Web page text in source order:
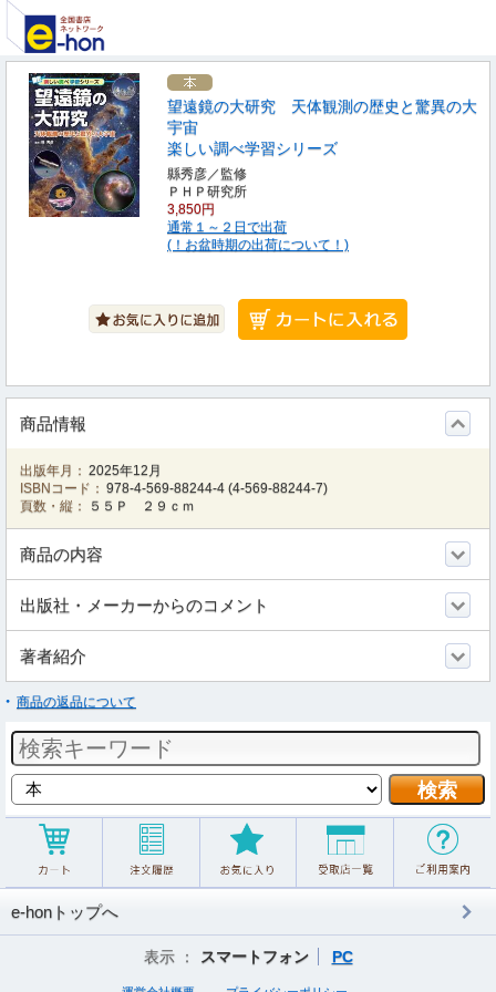
望遠鏡の大研究 天体観測の歴史と驚異の大
宇宙
楽しい調べ学習シリーズ
縣秀彦／監修
ＰＨＰ研究所
3,850円
通常１～２日で出荷
(！お盆時期の出荷について！)
商品情報
出版年月： 2025年12月
ISBNコード： 978-4-569-88244-4 (4-569-88244-7)
頁数・縦：
５５Ｐ ２９ｃｍ
商品の内容
出版社・メーカーからのコメント
著者紹介
商品の返品について
e-honトップへ
表示 ： スマートフォン PC